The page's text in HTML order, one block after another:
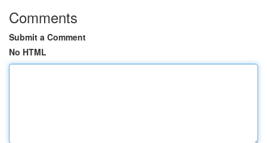
Comments
Submit a Comment
No HTML